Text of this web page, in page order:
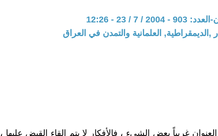
/ 7 / 23 - 12:26
,الديمقراطية, العلمانية والتمدن في العراق
العنوان غريباً بعض الشيء ، فالأفكار لا يتم إلقاء القبض عليها